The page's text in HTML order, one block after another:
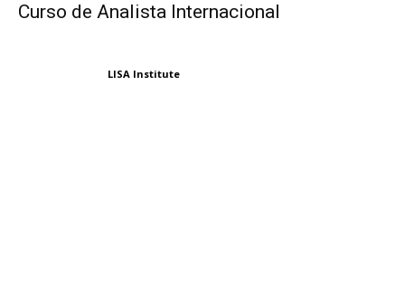
Curso de Analista Internacional
LISA Institute